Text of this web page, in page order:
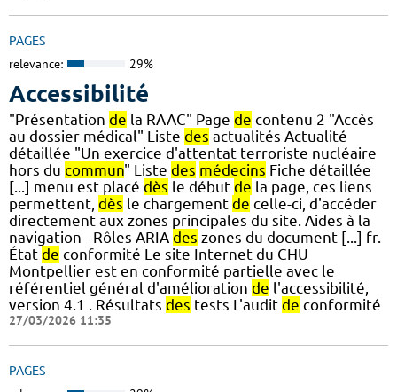
PAGES
relevance: 29%
Accessibilité
"Présentation de la RAAC" Page de contenu 2 "Accès
au dossier médical" Liste des actualités Actualité
détaillée "Un exercice d'attentat terroriste nucléaire
hors du commun" Liste des médecins Fiche détaillée
[...] menu est placé dès le début de la page, ces liens
permettent, dès le chargement de celle-ci, d'accéder
directement aux zones principales du site. Aides à la
navigation - Rôles ARIA des zones du document [...] fr.
État de conformité Le site Internet du CHU
Montpellier est en conformité partielle avec le
référentiel général d'amélioration de l'accessibilité,
version 4.1 . Résultats des tests L'audit de conformité
27/03/2026 11:35
PAGES